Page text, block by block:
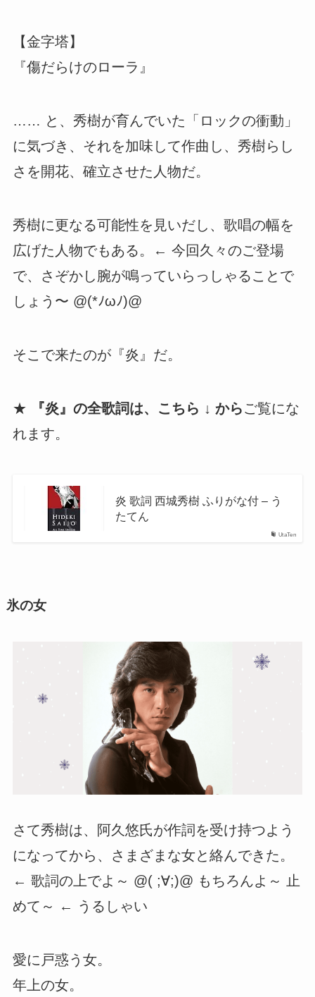
【金字塔】
『傷だらけのローラ』
…… と、秀樹が育んでいた「ロックの衝動」
に気づき、それを加味して作曲し、秀樹らし
さを開花、確立させた人物だ。
秀樹に更なる可能性を見いだし、歌唱の幅を
広げた人物でもある。← 今回久々のご登場
で、さぞかし腕が鳴っていらっしゃることで
しょう〜 @(*ﾉωﾉ)@
そこで来たのが『炎』だ。
★ 『炎』の全歌詞は、こちら ↓ からご覧にな
れます。
UtaTen
炎 歌詞 西城秀樹 ふりがな付 – う
たてん
氷の女
さて秀樹は、阿久悠氏が作詞を受け持つよう
になってから、さまざまな女と絡んできた。
← 歌詞の上でよ～ @( ;∀;)@ もちろんよ～ 止
めて～ ← うるしゃい
愛に戸惑う女。
年上の女。